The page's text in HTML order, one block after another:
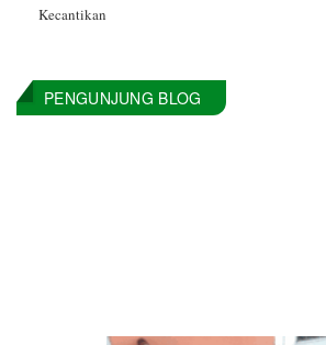
Kecantikan
PENGUNJUNG BLOG